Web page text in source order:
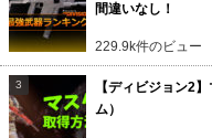
間違いなし！
229.9k件のビュー
【ディビジョン2
ム）